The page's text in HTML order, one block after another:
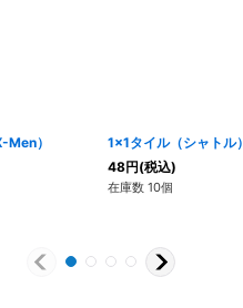
）
1x1タイル（シャトル）
48円(税込)
在庫数 10個